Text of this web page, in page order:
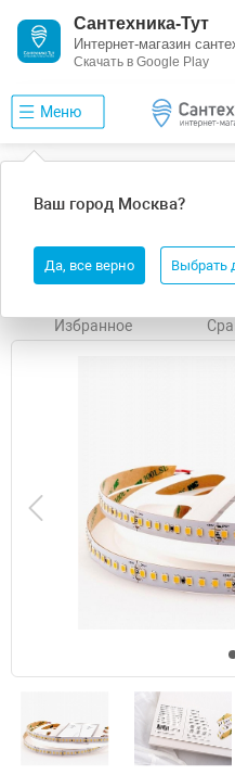
Сантехника-Тут
Интернет-магазин
Скачать в Google Play
Меню
Ваш город Москва?
Да, все верно Выбрать
Светодиодная лента LEDS
Избранное